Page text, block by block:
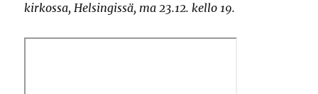
kirkossa, Helsingissä, ma 23.12. kello 19.